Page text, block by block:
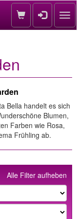
Bella handelt es sich
Blumen,
Farben wie Rosa,
Frühling ab.
Alle Filter aufheben